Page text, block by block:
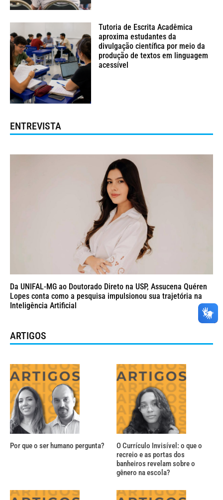
Tutoria de Escrita Acadêmica
aproxima estudantes da
divulgação científica por meio da
produção de textos em linguagem
acessível
ENTREVISTA
Da UNIFAL-MG ao Doutorado Direto na USP, Assucena Quéren
Lopes conta como a pesquisa impulsionou sua trajetória na
Inteligência Artificial
ARTIGOS
Por que o ser humano pergunta?
O Currículo Invisível: o que o
recreio e as portas dos
banheiros revelam sobre o
gênero na escola?